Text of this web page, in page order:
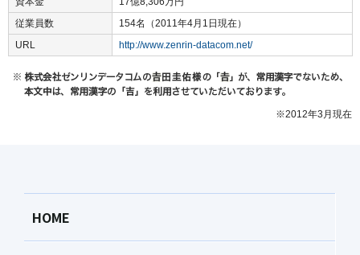
従業員数
154名（2011年4月1日現在）
URL
http://www.zenrin-datacom.net/
※2012年3月現在
HOME